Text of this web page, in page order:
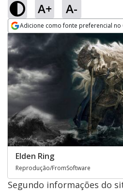
A+ A-
Adicione como fonte preferencial no
Opens in new window
Elden Ring
Reprodução/FromSoftware
Segundo informações do